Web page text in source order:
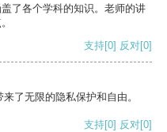
了各个学科的知识。老师的讲
支持[0] 反对[0]
了无限的隐私保护和自由。
支持[0] 反对[0]